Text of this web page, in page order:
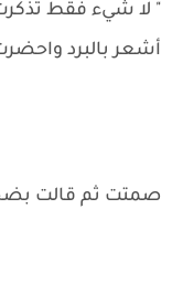
" لا شيء فقط تذكرت
أشعر بالبرد
صمتت ثم قالت